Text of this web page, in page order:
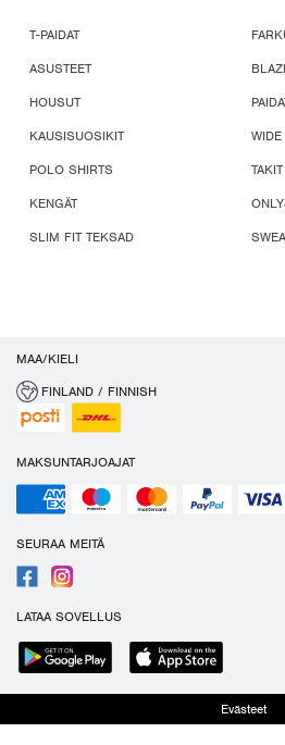
T-PAIDAT
ASUSTEET
HOUSUT
KAUSISUOSIKIT
POLO SHIRTS
TAKIT
KENGÄT
SLIM FIT TEKSAD
MAA/KIELI
FINLAND / FINNISH
MAKSUNTARJOAJAT
SEURAA MEITÄ
LATAA SOVELLUS
Evästeet